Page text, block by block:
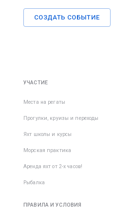
СОЗДАТЬ СОБЫТИЕ
УЧАСТИЕ
Места на регаты
Прогулки, круизы и переходы
Яхт школы и курсы
Морская практика
Аренда яхт от 2-х часов!
Рыбалка
ПРАВИЛА И УСЛОВИЯ